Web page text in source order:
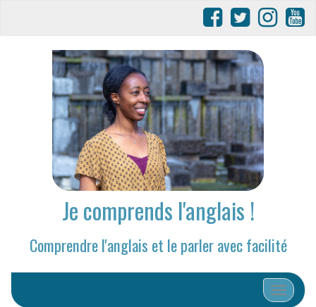
Je comprends l'anglais !
Comprendre l'anglais et le parler avec facilité
Afficher/